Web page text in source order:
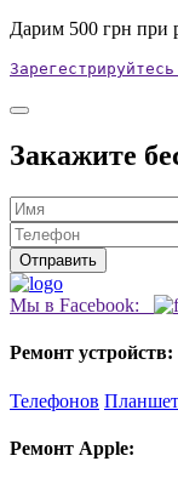
Дарим 500 грн при
Закажите
Мы в Facebook:
Ремонт устройств:
Телефонов
Ремонт Apple: